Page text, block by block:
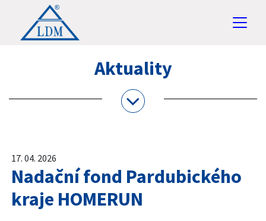
Aktuality
17. 04. 2026
Nadační fond Pardubického
kraje HOMERUN